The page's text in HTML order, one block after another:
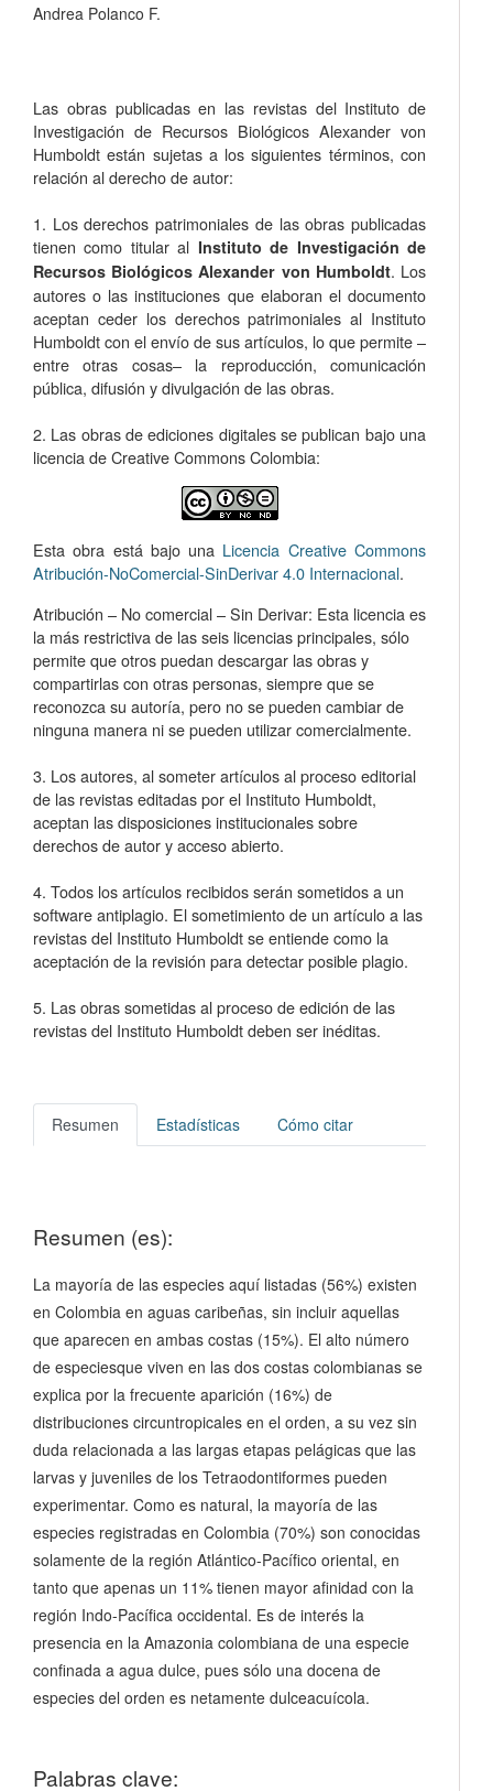
Andrea Polanco F.
Resumen Estadísticas Cómo citar
Resumen (es):
La mayoría de las especies aquí listadas (56%) existen
en Colombia en aguas caribeñas, sin incluir aquellas
que aparecen en ambas costas (15%). El alto número
de especiesque viven en las dos costas colombianas se
explica por la frecuente aparición (16%) de
distribuciones circuntropicales en el orden, a su vez sin
duda relacionada a las largas etapas pelágicas que las
larvas y juveniles de los Tetraodontiformes pueden
experimentar. Como es natural, la mayoría de las
especies registradas en Colombia (70%) son conocidas
solamente de la región Atlántico-Pacífico oriental, en
tanto que apenas un 11% tienen mayor afinidad con la
región Indo-Pacífica occidental. Es de interés la
presencia en la Amazonia colombiana de una especie
confinada a agua dulce, pues sólo una docena de
especies del orden es netamente dulceacuícola.
Palabras clave:
Las obras publicadas en las revistas del Instituto de
Investigación de Recursos Biológicos Alexander von
Humboldt están sujetas a los siguientes términos, con
relación al derecho de autor:
1. Los derechos patrimoniales de las obras publicadas
tienen como titular al Instituto de Investigación de
Recursos Biológicos Alexander von Humboldt. Los
autores o las instituciones que elaboran el documento
aceptan ceder los derechos patrimoniales al Instituto
Humboldt con el envío de sus artículos, lo que permite –
entre otras cosas­– la reproducción, comunicación
pública, difusión y divulgación de las obras.
2. Las obras de ediciones digitales se publican bajo una
licencia de Creative Commons Colombia:
Esta obra está bajo una Licencia Creative Commons
Atribución-NoComercial-SinDerivar 4.0 Internacional.
Atribución – No comercial – Sin Derivar: Esta licencia es
la más restrictiva de las seis licencias principales, sólo
permite que otros puedan descargar las obras y
compartirlas con otras personas, siempre que se
reconozca su autoría, pero no se pueden cambiar de
ninguna manera ni se pueden utilizar comercialmente.
3. Los autores, al someter artículos al proceso editorial
de las revistas editadas por el Instituto Humboldt,
aceptan las disposiciones institucionales sobre
derechos de autor y acceso abierto.
4. Todos los artículos recibidos serán sometidos a un
software antiplagio. El sometimiento de un artículo a las
revistas del Instituto Humboldt se entiende como la
aceptación de la revisión para detectar posible plagio.
5. Las obras sometidas al proceso de edición de las
revistas del Instituto Humboldt deben ser inéditas.